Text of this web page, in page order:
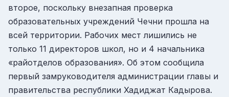
второе, поскольку внезапная проверка
образовательных учреждений Чечни прошла на
всей территории. Рабочих мест лишились не
только 11 директоров школ, но и 4 начальника
«райотделов образования». Об этом сообщила
первый замруководителя администрации главы и
правительства республики Хадиджат Кадырова.